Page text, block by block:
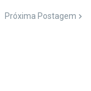
Próxima Postagem